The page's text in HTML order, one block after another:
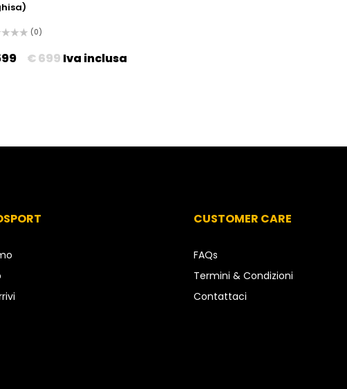
(0)
€699 Iva inclusa
CUSTOMER CARE
FAQs
Termini & Condizioni
Contattaci